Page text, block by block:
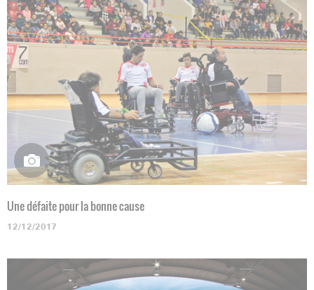
Une défaite pour la bonne cause
12/12/2017